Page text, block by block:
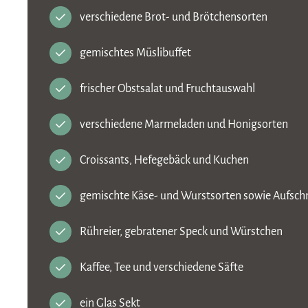
verschiedene Brot- und Brötchensorten
gemischtes Müslibuffet
frischer Obstsalat und Fruchtauswahl
verschiedene Marmeladen und Honigsorten
Croissants, Hefegebäck und Kuchen
gemischte Käse- und Wurstsorten sowie
Rühreier, gebratener Speck und Würstchen
Kaffee, Tee und verschiedene Säfte
ein Glas Sekt